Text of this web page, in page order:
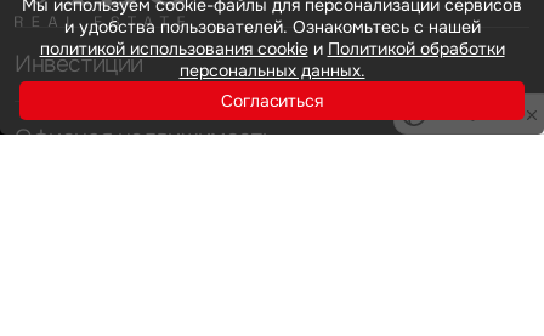
Инвестиции
Офисная недвижимость
Мы используем cookie-файлы для персонализации сервисов
и удобства пользователей. Ознакомьтесь с нашей
политикой использования cookieи Политикой обработки
персональных данных.
Согласиться